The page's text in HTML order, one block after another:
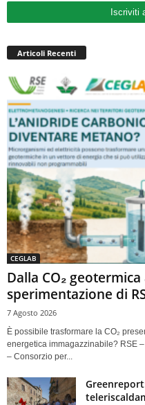
Iscriviti
Articoli Recenti
CEGLAB
Dalla CO₂
sperimentazione di
7 Agosto 2026
È possibile trasformare la CO₂
energetica immagazzinabile? RSE
– Consorzio per...